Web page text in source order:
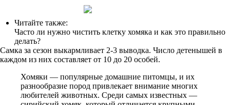
Читайте также:
Часто ли нужно чистить клетку хомяка и как это правильно
делать?
Самка за сезон выкармливает 2-3 выводка. Число детенышей в
каждом из них составляет от 10 до 20 особей.
Хомяки — популярные домашние питомцы, и их
разнообразие пород привлекает внимание многих
любителей животных. Среди самых известных —